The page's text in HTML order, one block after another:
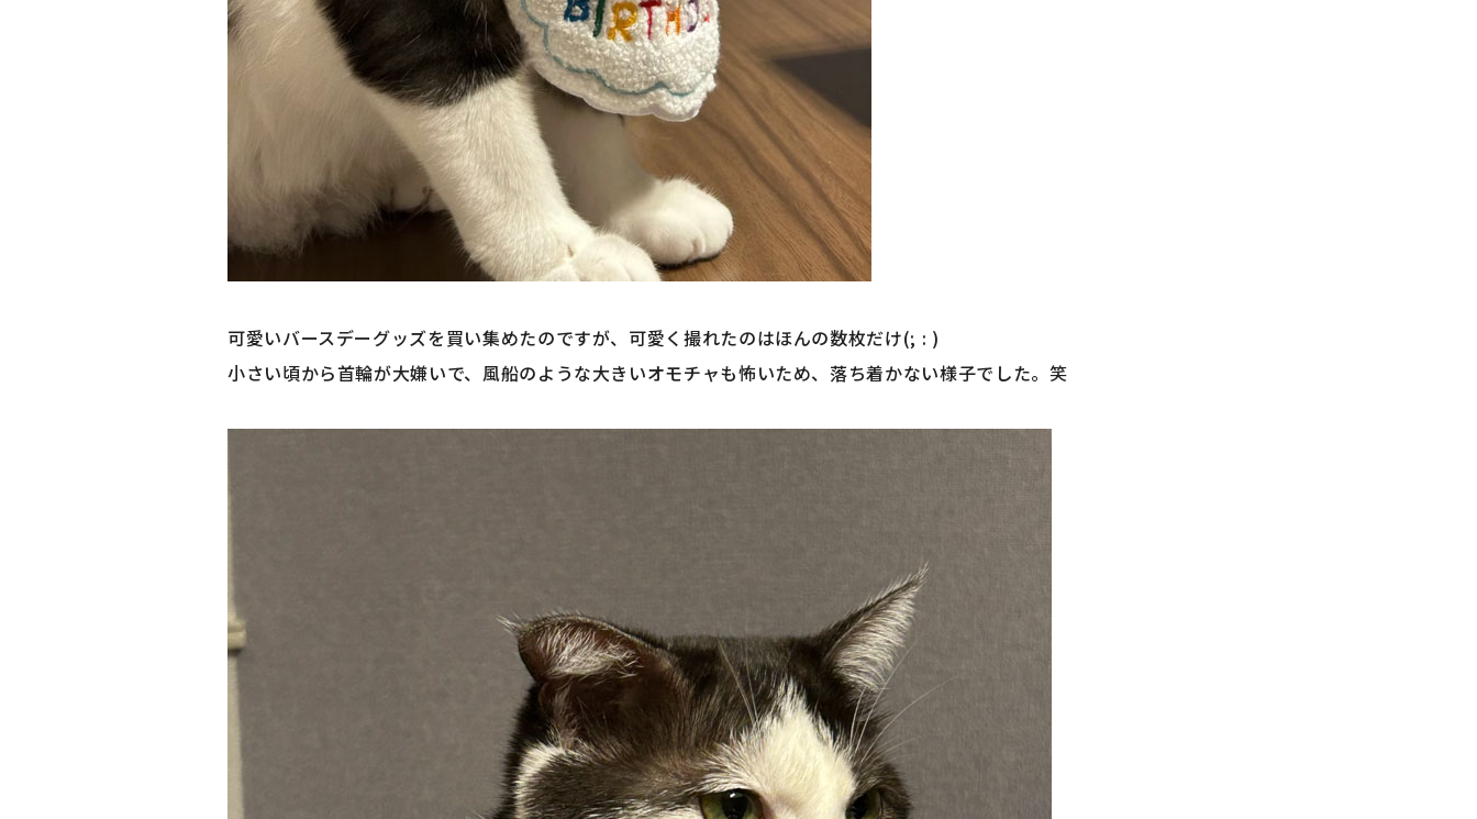
可愛いバースデーグッズを買い集めたのですが、可愛く撮れたのはほんの数枚だけ(; : )
小さい頃から首輪が大嫌いで、風船のような大きいオモチャも怖いため、落ち着かない様子でした。笑